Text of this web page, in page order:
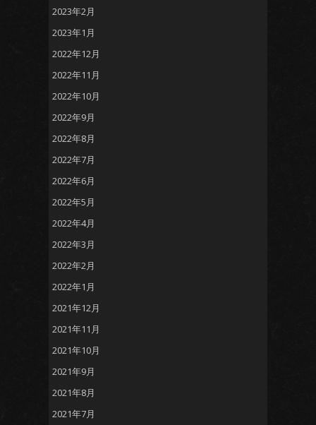
2023年2月
2023年1月
2022年12月
2022年11月
2022年10月
2022年9月
2022年8月
2022年7月
2022年6月
2022年5月
2022年4月
2022年3月
2022年2月
2022年1月
2021年12月
2021年11月
2021年10月
2021年9月
2021年8月
2021年7月